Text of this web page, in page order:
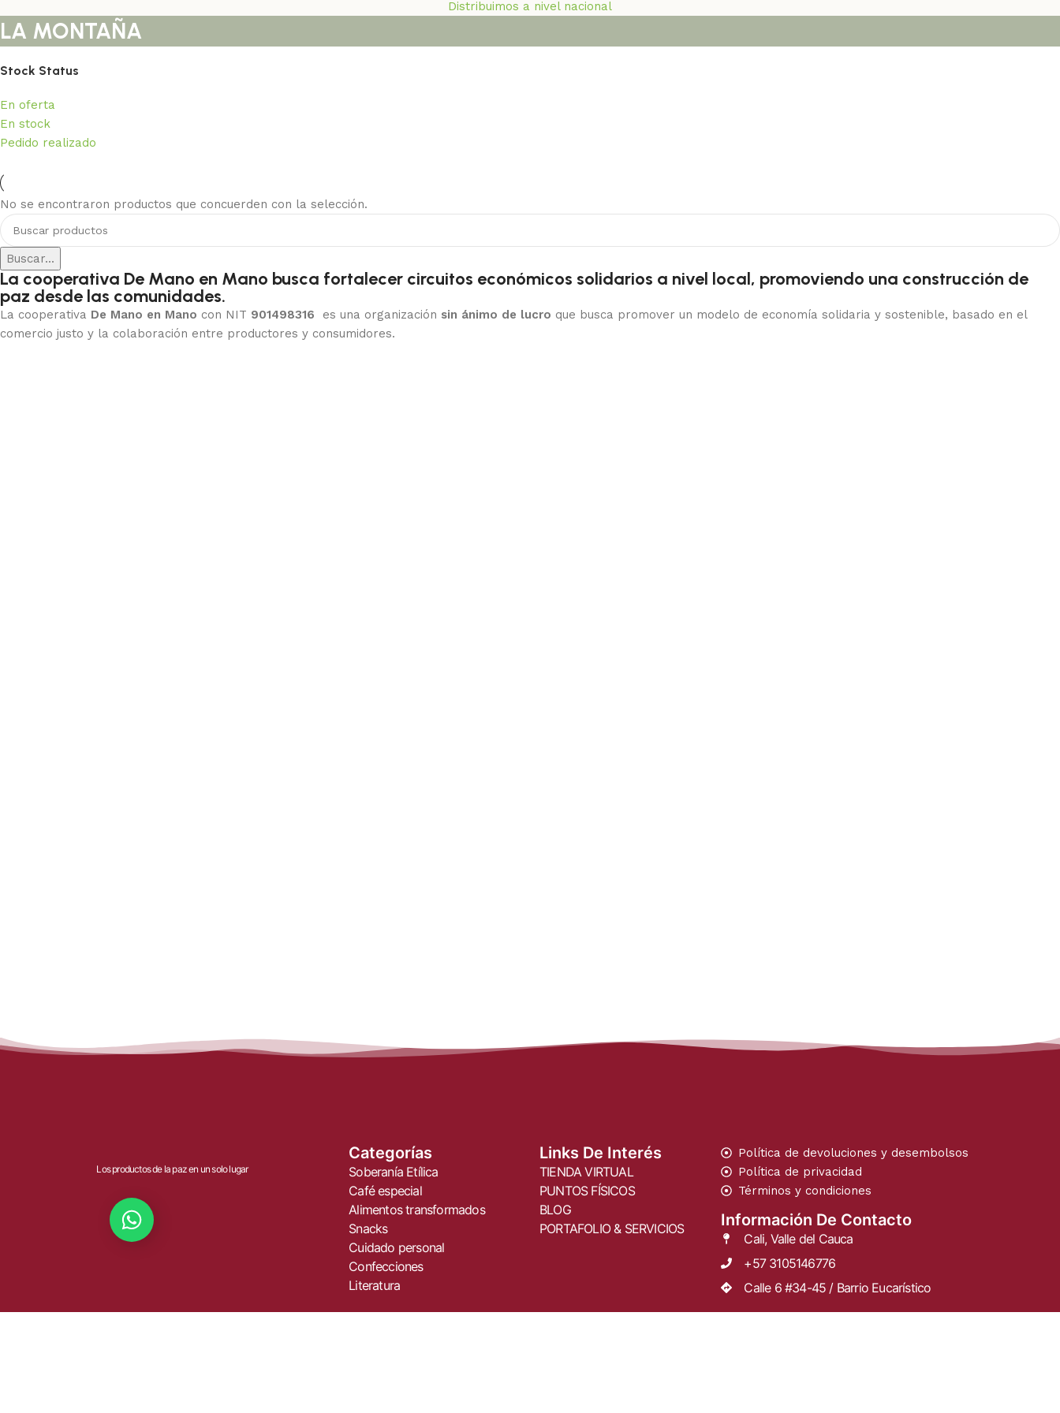
Distribuimos a nivel nacional
LA MONTAÑA
Stock Status
En oferta
En stock
Pedido realizado
Pronto sede física en Cali
Estamos construyendo la casa de la paz para del sur occidente colombiano
Conoce los detalles
No se encontraron productos que concuerden con la selección.
Buscar...
La cooperativa De Mano en Mano busca fortalecer circuitos económicos solidarios a nivel local, promoviendo una construcción de
paz desde las comunidades.
La cooperativa De Mano en Mano con NIT 901498316 es una organización sin ánimo de lucro que busca promover un modelo de economía solidaria y sostenible, basado en el
comercio justo y la colaboración entre productores y consumidores.
Los productos de la paz en un solo lugar
Categorías
Soberanía Etílica
Café especial
Alimentos transformados
Snacks
Cuidado personal
Confecciones
Literatura
Links De Interés
TIENDA VIRTUAL
PUNTOS FÍSICOS
BLOG
PORTAFOLIO & SERVICIOS
Política de devoluciones y desembolsos
Política de privacidad
Términos y condiciones
Información De Contacto
Cali, Valle del Cauca
+57 3105146776
Calle 6 #34-45 / Barrio Eucarístico
Dialoguemos :)